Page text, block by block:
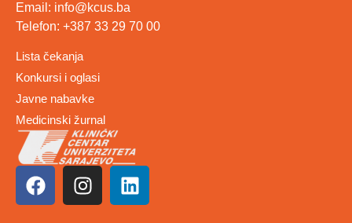
Email: info@kcus.ba
Telefon: +387 33 29 70 00
Lista čekanja
Konkursi i oglasi
Javne nabavke
Medicinski žurnal